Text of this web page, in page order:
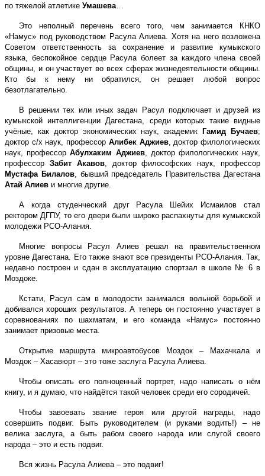
по тяжелой атлетике Умашева
Это неполный перечень всего того, чем занимается КНКО
«Намус» под руководством Расула Алиева. Хотя на него возложена
Советом ответственность за сохранение и развитие кумыкского
языка, беспокойное сердце Расула болеет за каждого члена своей
общины, и он участвует во всех сферах жизнедеятельности общины.
Кто бы к нему ни обратился, он решает любой вопрос
безотлагательно.
В решении тех или иных задач Расул подключает и друзей из
кумыкской интеллигенции Дагестана, среди которых такие видные
учёные, как доктор экономических наук, академик
Гамид Бучаев;
доктор с/х наук, профессор Алибек Аджиев, доктор филологических
наук, профессорАбулхаким Аджиев, доктор филологических наук,
профессор Забит Акавов, доктор философских наук, профессор
Мустафа Билалов, бывший председатель Правительства Дагестана
Атай Алиев и многие другие.
А когда студенческий друг Расула Шейих Исмаилов стал
ректором ДГПУ, то его двери были широко распахнуты для кумыкской
молодежи РСО-Алания.
Многие вопросы Расул Алиев решал на правительственном
уровне Дагестана. Его также знают все президенты РСО-Алания. Так,
недавно построен и сдан в эксплуатацию спортзал в школе № 6 в
Моздоке.
Кстати, Расул сам в молодости занимался вольной борьбой и
добивался хороших результатов. А теперь он постоянно участвует в
соревнованиях по шахматам, и его команда «Намус» постоянно
занимает призовые места.
Открытие маршрута микроавтобусов Моздок – Махачкала и
Моздок – Хасавюрт – это тоже заслуга Расула Алиева.
Чтобы описать его полноценный портрет, надо написать о нём
книгу, и я думаю, что найдётся такой человек среди его сородичей.
Чтобы завоевать звание героя или другой награды, надо
совершить подвиг. Быть руководителем (и руками водить!) – не
велика заслуга, а быть рабом своего народа или слугой своего
народа – это и есть подвиг.
Вся жизнь Расула Алиева – это подвиг!